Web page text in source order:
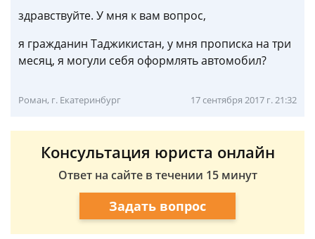
здравствуйте. У мня к вам вопрос,
я гражданин Таджикистан, у мня прописка на три
месяц, я могули себя оформлять автомобил?
Роман, г. Екатеринбург 17 сентября 2017 г. 21:32
Консультация юриста онлайн
Ответ на сайте в течении 15 минут
Задать вопрос